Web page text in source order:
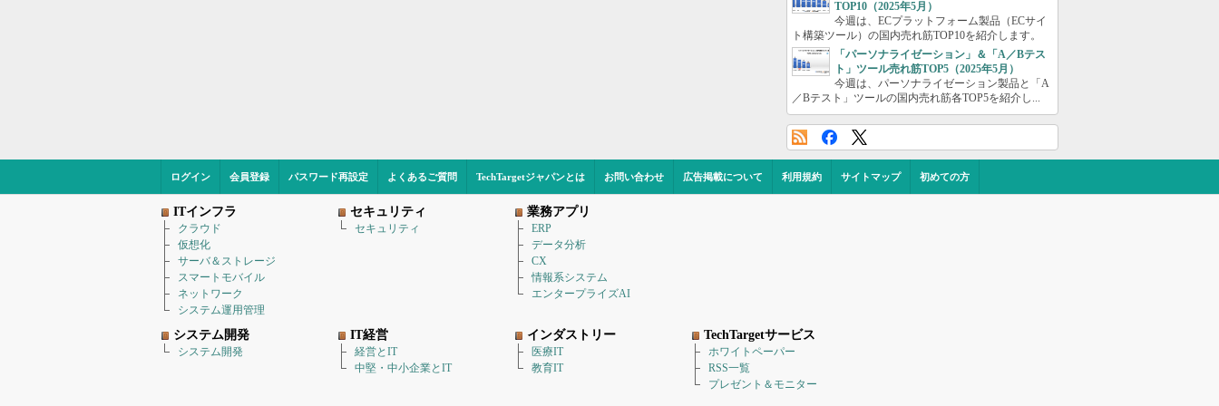
TOP10（2025年5月）
今週は、ECプラットフォーム製品（ECサイ
ト構築ツール）の国内売れ筋TOP10を紹介します。
「パーソナライゼーション」＆「A／Bテス
ト」ツール売れ筋TOP5（2025年5月）
今週は、パーソナライゼーション製品と「A
／Bテスト」ツールの国内売れ筋各TOP5を紹介し...
ログイン 会員登録 パスワード再設定 よくあるご質問 TechTargetジャパンとは お問い合わせ 広告掲載について 利用規約 サイトマップ 初めての方
ITインフラ
クラウド
仮想化
サーバ＆ストレージ
スマートモバイル
ネットワーク
システム運用管理
セキュリティ
セキュリティ
業務アプリ
ERP
データ分析
CX
情報系システム
エンタープライズAI
システム開発
システム開発
IT経営
経営とIT
中堅・中小企業とIT
インダストリー
医療IT
教育IT
TechTargetサービス
ホワイトペーパー
RSS一覧
プレゼント＆モニター